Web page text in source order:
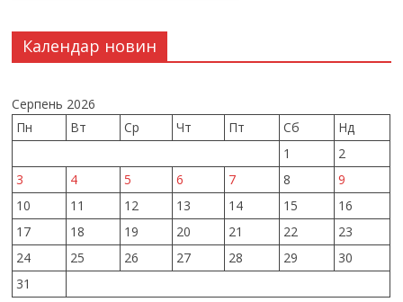
Календар новин
Серпень 2026
Пн
Вт Ср Чт Пт Сб
Нд
1
2
3
4 5 6 7 8
9
10
11 12 13 14 15
16
17
18 19 20 21 22
23
24
25 26 27 28 29
30
31